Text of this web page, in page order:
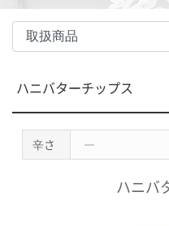
ハニバターチップス
辛さ ―
ハニバ